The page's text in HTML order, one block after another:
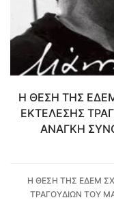
Η ΘΕΣΗ ΤΗΣ
ΕΚΤΕΛΕΣΗΣ
ΑΝΑΓΚΗ
Η ΘΕΣΗ ΤΗΣ ΕΔΕΜ
ΤΡΑΓΟΥΔΙΩΝ ΤΟΥ